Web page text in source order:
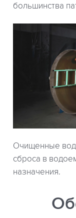
большинства
Очищенные
сброса в
назначения.